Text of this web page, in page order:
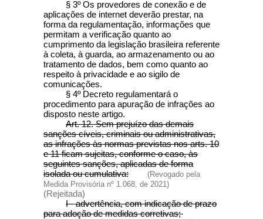
§ 3º Os provedores de conexão e de
aplicações de internet deverão prestar, na
forma da regulamentação, informações que
permitam a verificação quanto ao
cumprimento da legislação brasileira referente
à coleta, à guarda, ao armazenamento ou ao
tratamento de dados, bem como quanto ao
respeito à privacidade e ao sigilo de
comunicações.
§ 4º Decreto regulamentará o
procedimento para apuração de infrações ao
disposto neste artigo.
Art. 12. Sem prejuízo das demais
sanções cíveis, criminais ou administrativas,
as infrações às normas previstas nos arts. 10
e 11 ficam sujeitas, conforme o caso, às
seguintes sanções, aplicadas de forma
isolada ou cumulativa:
(Revogado pela
Medida Provisória nº 1.068, de 2021)
(Rejeitada)
I - advertência, com indicação de prazo
para adoção de medidas corretivas;